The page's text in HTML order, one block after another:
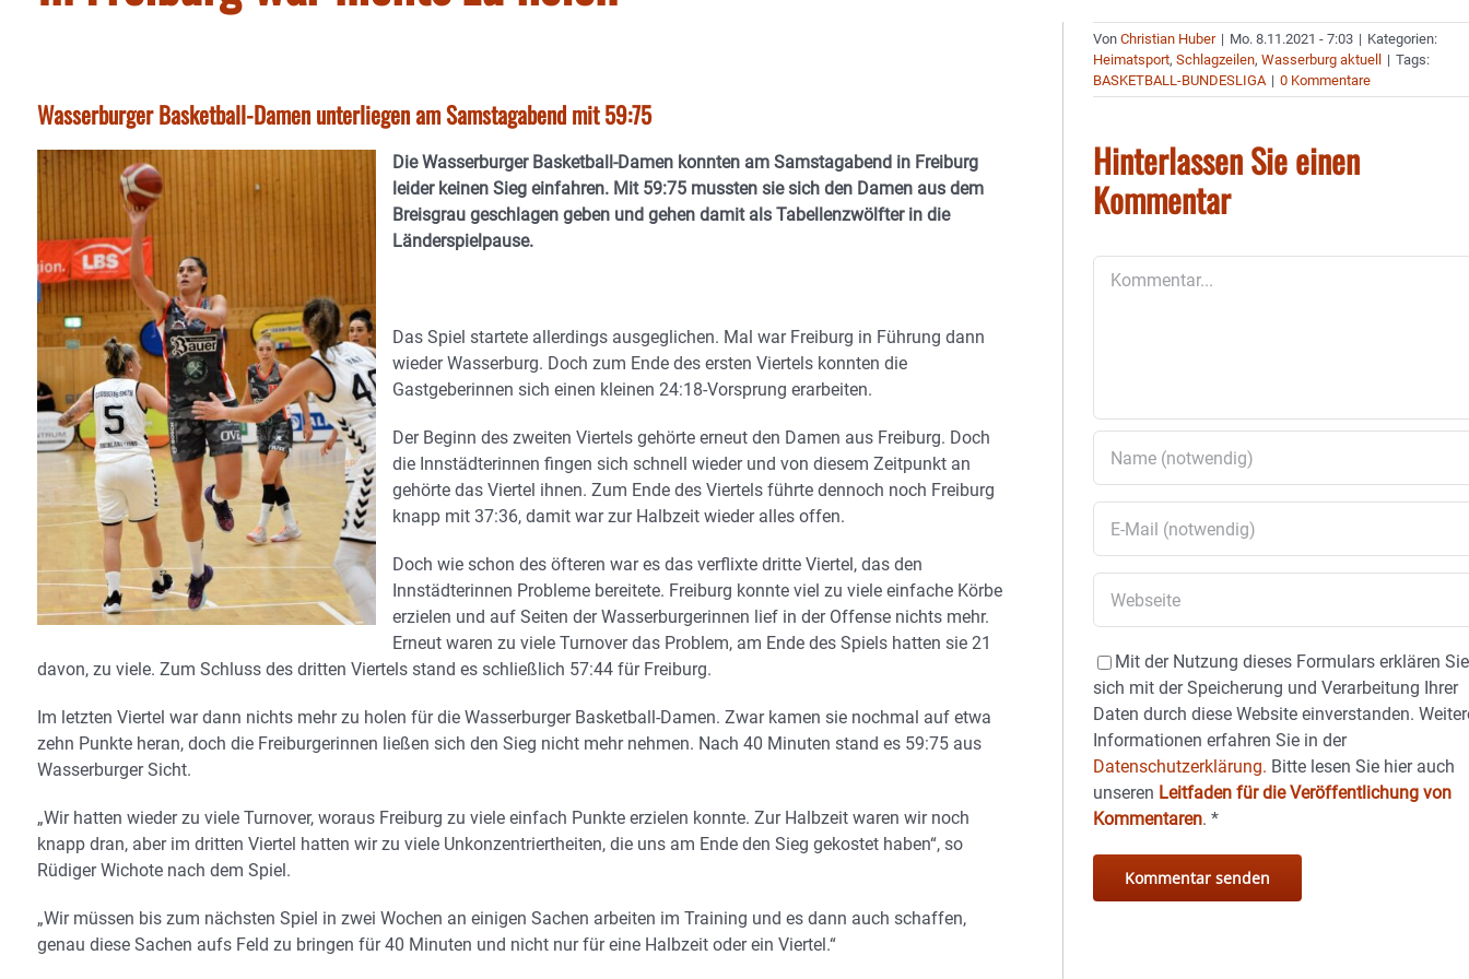
Wasserburger Basketball-Damen unterliegen am Samstagabend mit 59:75
Die Wasserburger Basketball-Damen konnten am Samstagabend in Freiburg
leider keinen Sieg einfahren. Mit 59:75 mussten sie sich den Damen aus dem
Breisgrau geschlagen geben und gehen damit als Tabellenzwölfter in die
Länderspielpause.
Das Spiel startete allerdings ausgeglichen. Mal war Freiburg in Führung dann
wieder Wasserburg. Doch zum Ende des ersten Viertels konnten die
Gastgeberinnen sich einen kleinen 24:18-Vorsprung erarbeiten.
Der Beginn des zweiten Viertels gehörte erneut den Damen aus Freiburg. Doch
die Innstädterinnen fingen sich schnell wieder und von diesem Zeitpunkt an
gehörte das Viertel ihnen. Zum Ende des Viertels führte dennoch noch Freiburg
knapp mit 37:36, damit war zur Halbzeit wieder alles offen.
Doch wie schon des öfteren war es das verflixte dritte Viertel, das den
Innstädterinnen Probleme bereitete. Freiburg konnte viel zu viele einfache Körbe
erzielen und auf Seiten der Wasserburgerinnen lief in der Offense nichts mehr.
Erneut waren zu viele Turnover das Problem, am Ende des Spiels hatten sie 21
davon, zu viele. Zum Schluss des dritten Viertels stand es schließlich 57:44 für Freiburg.
Im letzten Viertel war dann nichts mehr zu holen für die Wasserburger Basketball-Damen. Zwar kamen sie nochmal auf etwa
zehn Punkte heran, doch die Freiburgerinnen ließen sich den Sieg nicht mehr nehmen. Nach 40 Minuten stand es 59:75 aus
Wasserburger Sicht.
„Wir hatten wieder zu viele Turnover, woraus Freiburg zu viele einfach Punkte erzielen konnte. Zur Halbzeit waren wir noch
knapp dran, aber im dritten Viertel hatten wir zu viele Unkonzentriertheiten, die uns am Ende den Sieg gekostet haben“, so
Rüdiger Wichote nach dem Spiel.
„Wir müssen bis zum nächsten Spiel in zwei Wochen an einigen Sachen arbeiten im Training und es dann auch schaffen,
genau diese Sachen aufs Feld zu bringen für 40 Minuten und nicht nur für eine Halbzeit oder ein Viertel.“
VonChristian Huber | Mo. 8.11.2021 - 7:03 | Kategorien:
Heimatsport,Schlagzeilen,Wasserburg aktuell | Tags:
BASKETBALL-BUNDESLIGA | 0 Kommentare
Hinterlassen Sie einen
Kommentar
Mit der Nutzung dieses Formulars erklären Sie
sich mit der Speicherung und Verarbeitung Ihrer
Daten durch diese Website einverstanden.
Informationen erfahren Sie in der
Datenschutzerklärung. Bitte lesen Sie hier auch
unseren Leitfaden für die Veröffentlichung von
Kommentaren.*